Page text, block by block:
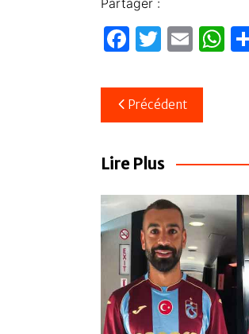
Partager :
F
c
e
o
o
k
T
itt
er
E
ail
W
p
p
Navigation
de
l’article
Précédent
Lire Plus